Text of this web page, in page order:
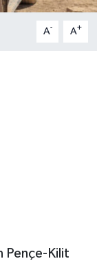
A- A+
Pençe-Kilit